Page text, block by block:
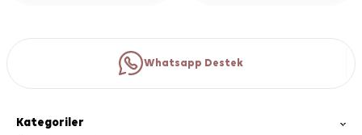
Whatsapp Destek
Kategoriler